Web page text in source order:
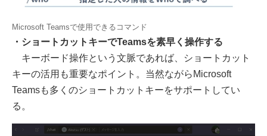
Microsoft Teamsで使用できるコマンド
・ショートカットキーでTeamsを素早く操作する
キーボード操作という文脈であれば、ショートカット
キーの活用も重要なポイント。当然ながらMicrosoft
Teamsも多くのショートカットキーをサポートしてい
る。